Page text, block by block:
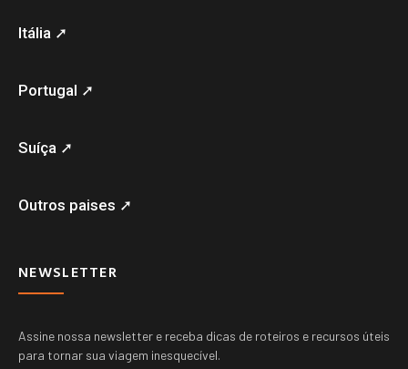
Itália ➚
Portugal ➚
Suíça ➚
Outros paises ➚
NEWSLETTER
Assine nossa newsletter e receba dicas de roteiros e recursos úteis
para tornar sua viagem inesquecível.